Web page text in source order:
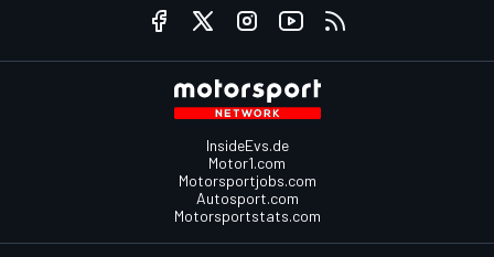
InsideEvs.de
Motor1.com
Motorsportjobs.com
Autosport.com
Motorsportstats.com